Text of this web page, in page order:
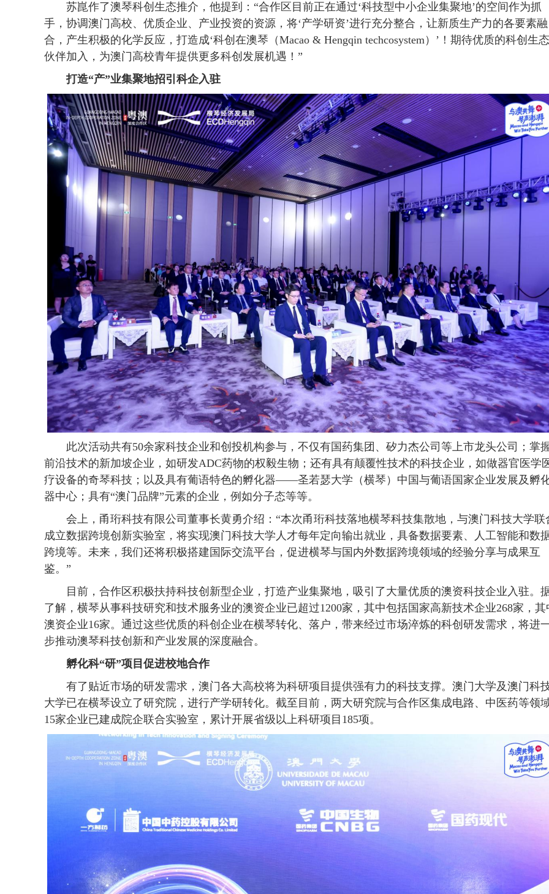
苏崑作了澳琴科创生态推介，他提到：“合作区目前正在通过‘科技型中小企业集聚地’的空间作为抓
手，协调澳门高校、优质企业、产业投资的资源，将‘产学研资’进行充分整合，让新质生产力的各要素融
合，产生积极的化学反应，打造成‘科创在澳琴（Macao & Hengqin techcosystem）’！期待优质的科创生态
伙伴加入，为澳门高校青年提供更多科创发展机遇！”
打造“产”业集聚地招引科企入驻
此次活动共有50余家科技企业和创投机构参与，不仅有国药集团、矽力杰公司等上市龙头公司；掌
前沿技术的新加坡企业，如研发ADC药物的权毅生物；还有具有颠覆性技术的科技企业，如做器官医学
疗设备的奇琴科技；以及具有葡语特色的孵化器——圣若瑟大学（横琴）中国与葡语国家企业发展及孵
器中心；具有“澳门品牌”元素的企业，例如分子态等等。
会上，甬珩科技有限公司董事长黄勇介绍：“本次甬珩科技落地横琴科技集散地，与澳门科技大学联
成立数据跨境创新实验室，将实现澳门科技大学人才每年定向输出就业，具备数据要素、人工智能和数
跨境等。未来，我们还将积极搭建国际交流平台，促进横琴与国内外数据跨境领域的经验分享与成果互
鉴。”
目前，合作区积极扶持科技创新型企业，打造产业集聚地，吸引了大量优质的澳资科技企业入驻。
了解，横琴从事科技研究和技术服务业的澳资企业已超过1200家，其中包括国家高新技术企业268家，其
澳资企业16家。通过这些优质的科创企业在横琴转化、落户，带来经过市场淬炼的科创研发需求，将进
步推动澳琴科技创新和产业发展的深度融合。
孵化科“研”项目促进校地合作
有了贴近市场的研发需求，澳门各大高校将为科研项目提供强有力的科技支撑。澳门大学及澳门科
大学已在横琴设立了研究院，进行产学研转化。截至目前，两大研究院与合作区集成电路、中医药等领
15家企业已建成院企联合实验室，累计开展省级以上科研项目185项。